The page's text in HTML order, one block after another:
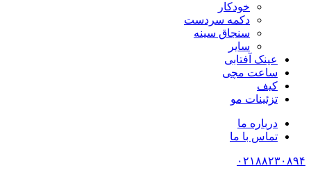
خودکار
دکمه سردست
سنجاق سینه
سایر
عینک آفتابی
ساعت مچی
کیف
تزئینات مو
درباره ما
تماس با ما
۰۲۱۸۸۲۳۰۸۹۴